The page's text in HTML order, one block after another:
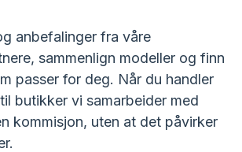
anbefalinger fra våre
sammenlign modeller og finn
passer for deg. Når du handler
butikker vi samarbeider med
kommisjon, uten at det påvirker